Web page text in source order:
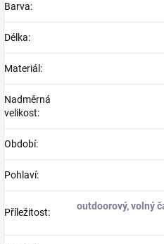
Barva:
Délka:
Materiál:
Nadměrná
velikost:
Období:
Pohlaví:
Příležitost:
outdoorový, volný